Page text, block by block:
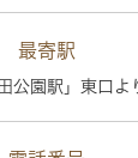
最寄駅
公園駅」東口よ